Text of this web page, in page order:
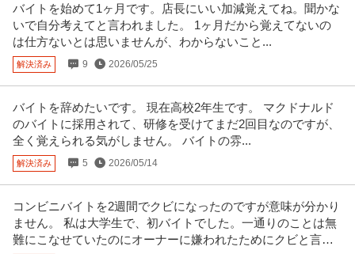
正社員 未経験OK 交通費支給 昇給あり
月給21.7万円〜33.6万円
＜年間休日125日以上＞居宅介護支援事業所にてケアマネジャーの募集です
＠江戸川区 【業務内容】 居
理学療法士（PT）／訪問看護ステーション／土日祝休み
東京ふれあい医療生活協同組合 ふれあい訪問看護ステーション
新着 正社員 未経験OK 交通費支給 昇給あり
月給35万円〜40万円
地域に根差した医療生協が運営する訪問看護ステーションです◆土日祝休み
提供：PTOT人材バンク
この条件の求人をもっと見る
バイトを始めて1ヶ月です。店長にいい加減覚えてね。聞かな
いで自分考えてと言われました。 1ヶ月だから覚えてないの
は仕方ないとは思いませんが、わからないこと...
解決済み 9 2026/05/25
バイトを辞めたいです。 現在高校2年生です。 マクドナルド
のバイトに採用されて、研修を受けてまだ2回目なのですが、
全く覚えられる気がしません。 バイトの雰...
解決済み 5 2026/05/14
コンビニバイトを2週間でクビになったのですが意味が分かり
ません。 私は大学生で、初バイトでした。一通りのことは無
難にこなせていたのにオーナーに嫌われたためにクビと言わ